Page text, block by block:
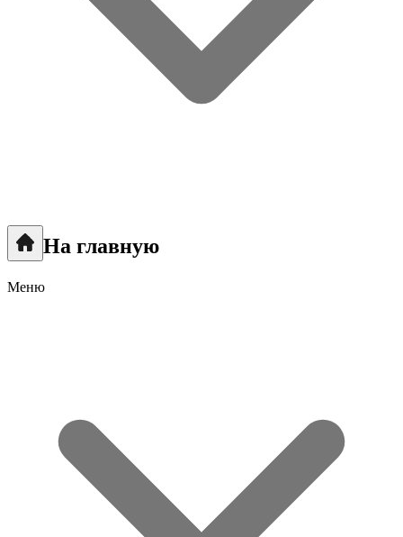
На главную
Меню